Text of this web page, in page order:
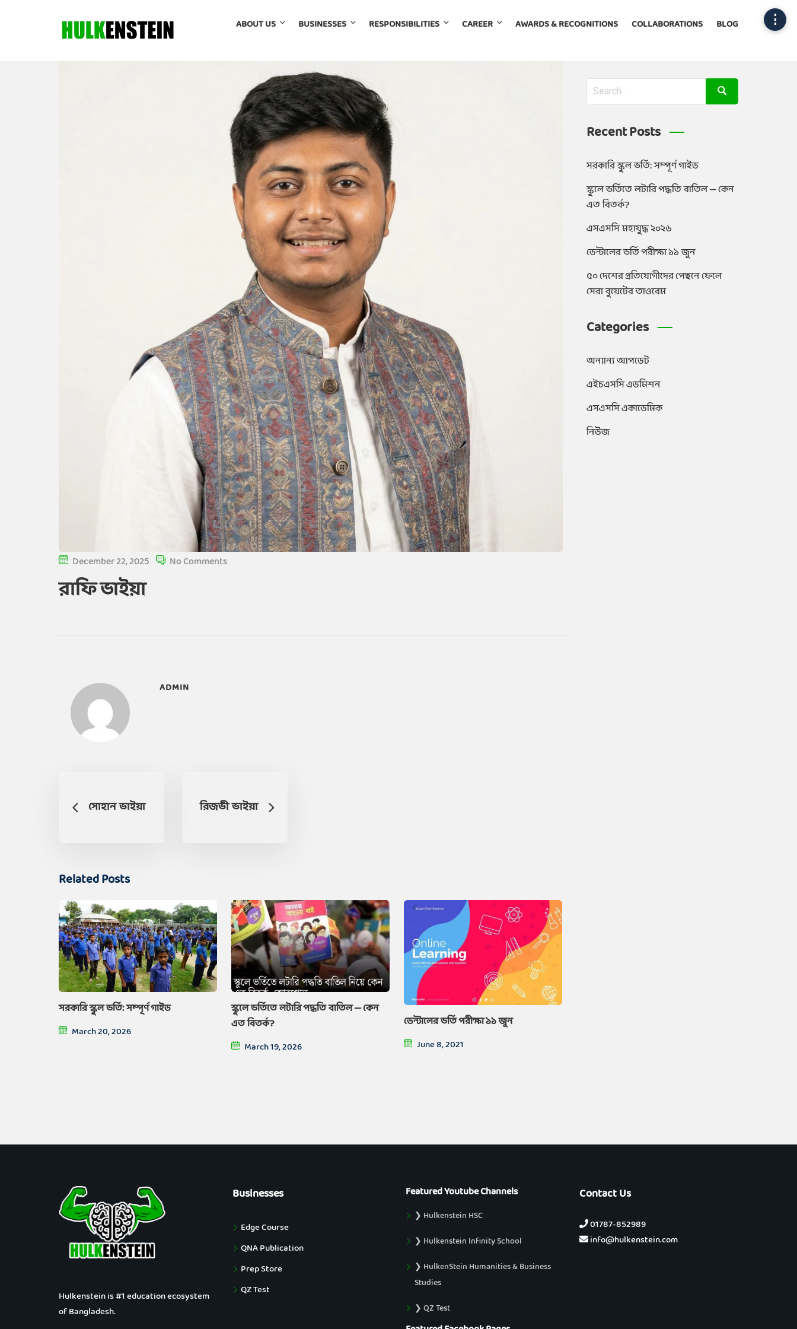
ABOUT US BUSINESSES RESPONSIBILITIES CAREER AWARDS & RECOGNITIONS COLLABORATIONS BLOG
December 22, 2025 No Comments
রাফি ভাইয়া
ADMIN
সোহান ভাইয়া রিজভী ভাইয়া
Related Posts
সরকারি স্কুল ভর্তি: সম্পূর্ণ গাইড
March 20, 2026
স্কুলে ভর্তিতে লটারি পদ্ধতি বাতিল — কেন
এত বিতর্ক?
March 19, 2026
ডেন্টালের ভর্তি পরীক্ষা ১১ জুন
June 8, 2021
Recent Posts
সরকারি স্কুল ভর্তি: সম্পূর্ণ গাইড
স্কুলে ভর্তিতে লটারি পদ্ধতি বাতিল — কেন
এত বিতর্ক?
এসএসসি মহাযুদ্ধ ২০২৬
ডেন্টালের ভর্তি পরীক্ষা ১১ জুন
৫০ দেশের প্রতিযোগীদের পেছনে ফেলে
সেরা বুয়েটের তাওরেম
Categories
অন্যান্য আপডেট
এইচএসসি এডমিশন
এসএসসি একাডেমিক
নিউজ
Hulkenstein is #1 education ecosystem
of Bangladesh.
Businesses
Edge Course
QNA Publication
Prep Store
QZ Test
Featured Youtube Channels
❯ Hulkenstein HSC
❯ Hulkenstein Infinity School
❯ HulkenStein Humanities & Business
Studies
❯ QZ Test
Contact Us
01787-852989
info@hulkenstein.com
⋮